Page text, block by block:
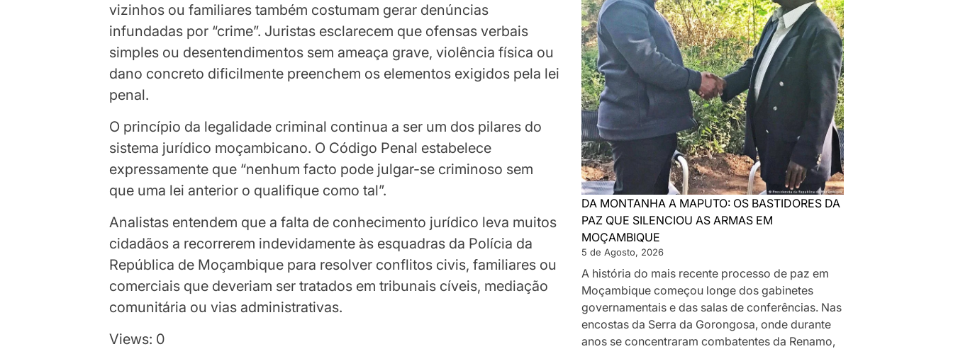
vizinhos ou familiares também costumam gerar denúncias
infundadas por “crime”. Juristas esclarecem que ofensas verbais
simples ou desentendimentos sem ameaça grave, violência física ou
dano concreto dificilmente preenchem os elementos exigidos pela lei
penal.
O princípio da legalidade criminal continua a ser um dos pilares do
sistema jurídico moçambicano. O Código Penal estabelece
expressamente que “nenhum facto pode julgar-se criminoso sem
que uma lei anterior o qualifique como tal”.
Analistas entendem que a falta de conhecimento jurídico leva muitos
cidadãos a recorrerem indevidamente às esquadras da Polícia da
República de Moçambique para resolver conflitos civis, familiares ou
comerciais que deveriam ser tratados em tribunais cíveis, mediação
comunitária ou vias administrativas.
Views: 0
DA MONTANHA A MAPUTO: OS BASTIDORES DA
PAZ QUE SILENCIOU AS ARMAS EM
MOÇAMBIQUE
5 de Agosto, 2026
A história do mais recente processo de paz em
Moçambique começou longe dos gabinetes
governamentais e das salas de conferências. Nas
encostas da Serra da Gorongosa, onde durante
anos se concentraram combatentes da Renamo,